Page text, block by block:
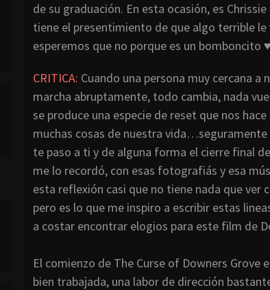
de su graduación. En esta ocasión, es
tiene el presentimiento de que algo terrible le
esperemos que no porque es un bomboncito ♥
CRITICA: Cuando una persona muy cercana a
marcha abruptamente, todo cambia, nada
se produce una especie de reset que nos
muchas cosas de nuestra
te paso a ti y de alguna forma el cierre final
me lo recordó, con esas fotografiás y esa
esta reflexión casi que no tiene nada que ver
pero es lo que me inspiro a escribir estas
a costar encontrar elogios para este film de
El comienzo de The Curse of Downers
bien trabajada, una labor de dirección